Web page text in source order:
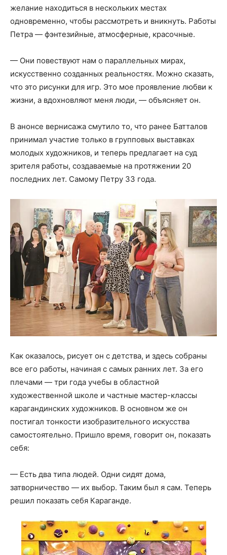
желание находиться в нескольких местах
одновременно, чтобы рассмотреть и вникнуть. Работы
Петра — фэнтезийные, атмосферные, красочные.
— Они повествуют нам о параллельных мирах,
искусственно созданных реальностях. Можно сказать,
что это рисунки для игр. Это мое проявление любви к
жизни, а вдохновляют меня люди, — объясняет он.
В анонсе вернисажа смутило то, что ранее Батталов
принимал участие только в групповых выставках
молодых художников, и теперь предлагает на суд
зрителя работы, создаваемые на протяжении 20
последних лет. Самому Петру 33 года.
Как оказалось, рисует он с детства, и здесь собраны
все его работы, начиная с самых ранних лет. За его
плечами — три года учебы в областной
художественной школе и частные мастер-классы
карагандинских художников. В основном же он
постигал тонкости изобразительного искусства
самостоятельно. Пришло время, говорит он, показать
себя:
— Есть два типа людей. Одни сидят дома,
затворничество — их выбор. Таким был я сам. Теперь
решил показать себя Караганде.